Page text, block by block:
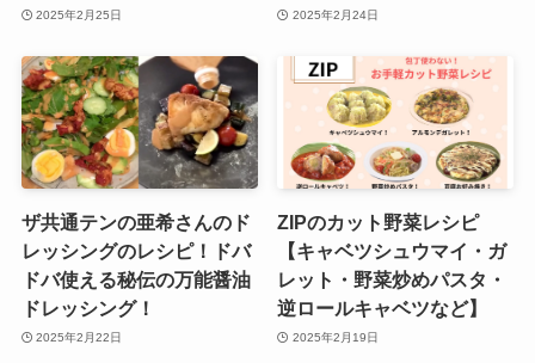
2025年2月25日 2025年2月24日
ザ共通テンの亜希さんのド
レッシングのレシピ！ドバ
ドバ使える秘伝の万能醤油
ドレッシング！
2025年2月22日
ZIPのカット野菜レシピ
【キャベツシュウマイ・ガ
レット・野菜炒めパスタ・
逆ロールキャベツなど】
2025年2月19日